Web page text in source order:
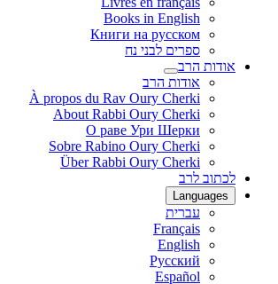
Books in English
Книги на русском
ספרים לבני נח
אודות הרב
אודות הרב
À propos du Rav Oury Cherki
About Rabbi Oury Cherki
О раве Ури Шерки
Sobre Rabino Oury Cherki
Über Rabbi Oury Cherki
לכתוב לרב
Languages
עברית
Français
English
Русский
Español